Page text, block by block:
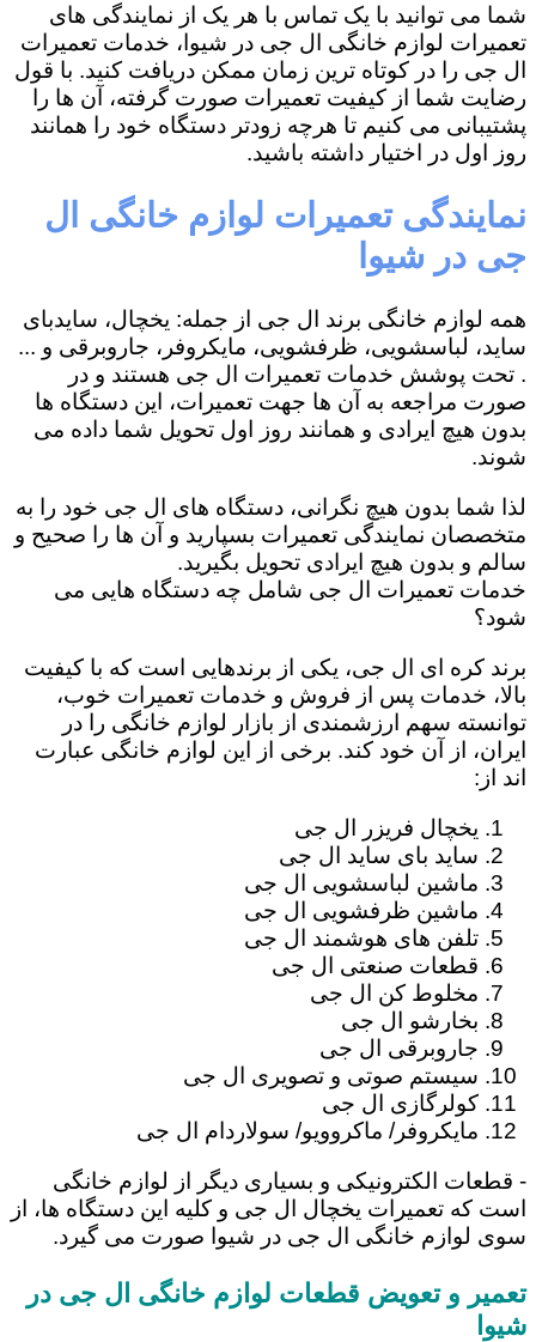
شما می توانید با یک تماس با هر یک از نمایندگی های
تعمیرات لوازم خانگی ال جی در شیوا، خدمات تعمیرات
ال جی را در کوتاه ترین زمان ممکن دریافت کنید. با قول
رضایت شما از کیفیت تعمیرات صورت گرفته، آن ها را
پشتیبانی می کنیم تا هرچه زودتر دستگاه خود را همانند
روز اول در اختیار داشته باشید.
نمایندگی تعمیرات لوازم خانگی ال
جی در شیوا
همه لوازم خانگی برند ال جی از جمله: یخچال، سایدبای
ساید، لباسشویی، ظرفشویی، مایکروفر، جاروبرقی و ...
. تحت پوشش خدمات تعمیرات ال جی هستند و در
صورت مراجعه به آن ها جهت تعمیرات، این دستگاه ها
بدون هیچ ایرادی و همانند روز اول تحویل شما داده می
شوند.
لذا شما بدون هیچ نگرانی، دستگاه های ال جی خود را به
متخصصان نمایندگی تعمیرات بسپارید و آن ها را صحیح و
سالم و بدون هیچ ایرادی تحویل بگیرید.
خدمات تعمیرات ال جی شامل چه دستگاه هایی می
شود؟
برند کره ای ال جی، یکی از برندهایی است که با کیفیت
بالا، خدمات پس از فروش و خدمات تعمیرات خوب،
توانسته سهم ارزشمندی از بازار لوازم خانگی را در
ایران، از آن خود کند. برخی از این لوازم خانگی عبارت
اند از:
یخچال فریزر ال جی
ساید بای ساید ال جی
ماشین لباسشویی ال جی
ماشین ظرفشویی ال جی
تلفن های هوشمند ال جی
قطعات صنعتی ال جی
مخلوط کن ال جی
بخارشو ال جی
جاروبرقی ال جی
سیستم صوتی و تصویری ال جی
کولرگازی ال جی
مایکروفر/ ماکروویو/ سولاردام ال جی
- قطعات الکترونیکی و بسیاری دیگر از لوازم خانگی
است که تعمیرات یخچال ال جی و کلیه این دستگاه ها، از
سوی لوازم خانگی ال جی در شیوا صورت می گیرد.
تعمیر و تعویض قطعات لوازم خانگی ال جی در
شیوا